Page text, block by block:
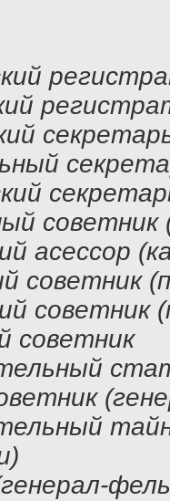
асессор
советник
советник
советник